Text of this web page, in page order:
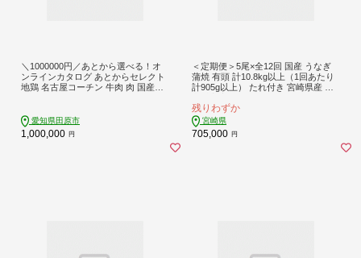
＼1000000円／あとから選べる！オ
ンラインカタログ あとからセレクト
地鶏 名古屋コーチン 牛肉 肉 国産牛
産品 グルメ 田原市
愛知県田原市
1,000,000 円
＜定期便＞5尾×全12回 国産 うなぎ
蒲焼 有頭 計10.8kg以上（1回あたり
計905g以上） たれ付き 宮崎県産 鰻
残りわずか
宮崎県
705,000 円